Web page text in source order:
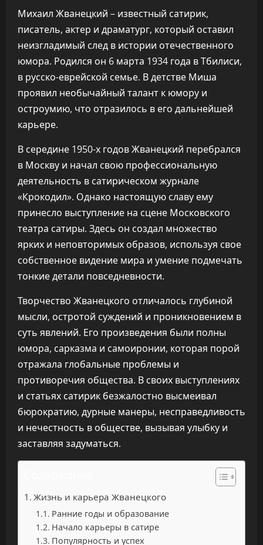
Михаил Жванецкий – известный сатирик,
писатель, актер и драматург, который оставил
неизгладимый след в истории отечественного
юмора. Родился он 6 марта 1934 года в Тбилиси,
в русско-еврейской семье. В детстве Миша
проявил необычайный талант к юмору и
остроумию, что отразилось в его дальнейшей
карьере.
В середине 1950-х годов Жванецкий перебрался
в Москву и начал свою профессиональную
деятельность в сатирическом журнале
«Крокодил». Однако настоящую славу ему
принесло выступление на сцене Московского
театра сатиры. Здесь он создал множество
ярких и неповторимых образов, используя свое
собственное видение мира и умение подмечать
тонкие детали повседневности.
Творчество Жванецкого отличалось глубиной
мысли, остротой суждений и проникновением в
суть явлений. Его произведения были полны
юмора, сарказма и самоиронии, которая порой
отражала глобальные проблемы и
противоречия общества. В своих выступлениях
и статьях сатирик безжалостно высмеивал
бюрократию, дурные манеры, несправедливость
и нечестность в обществе, вызывая улыбку и
заставляя задуматься.
Жизнь и карьера Жванецкого
Ранние годы и образование
Начало карьеры в сатире
Популярность и успех